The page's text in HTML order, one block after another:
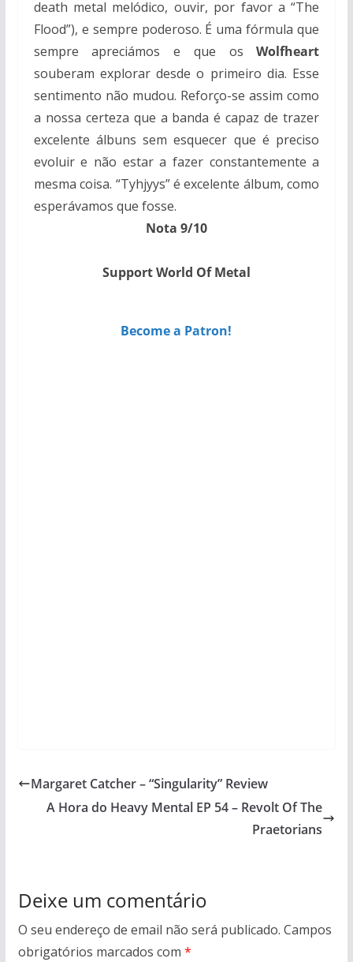
death metal melódico, ouvir, por favor a “The
Flood”), e sempre poderoso. É uma fórmula que
sempre apreciámos e que osWolfheart
souberam explorar desde o primeiro dia. Esse
sentimento não mudou. Reforço-se assim como
a nossa certeza que a banda é capaz de trazer
excelente álbuns sem esquecer que é preciso
evoluir e não estar a fazer constantemente a
mesma coisa. “Tyhjyys” é excelente álbum, como
esperávamos que fosse.
Nota 9/10
Support World Of Metal
Become a Patron!
Margaret Catcher – “Singularity” Review
A Hora do Heavy Mental EP 54 – Revolt Of The
Praetorians
Deixe um comentário
O seu endereço de email não será publicado. Campos
obrigatórios marcados com *